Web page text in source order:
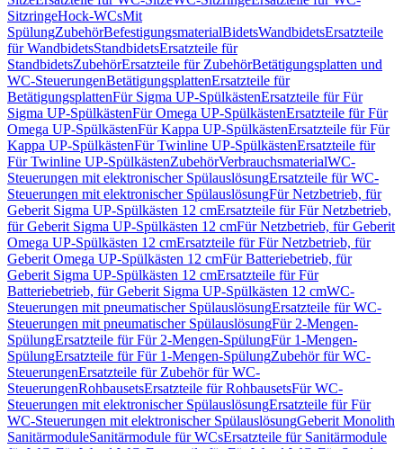
SitzringeHock-WCsMit
SpülungZubehörBefestigungsmaterialBidetsWandbidetsErsatzteile
für WandbidetsStandbidetsErsatzteile für
StandbidetsZubehörErsatzteile für ZubehörBetätigungsplatten und
WC-SteuerungenBetätigungsplattenErsatzteile für
BetätigungsplattenFür Sigma UP-SpülkästenErsatzteile für Für
Sigma UP-SpülkästenFür Omega UP-SpülkästenErsatzteile für Für
Omega UP-SpülkästenFür Kappa UP-SpülkästenErsatzteile für Für
Kappa UP-SpülkästenFür Twinline UP-SpülkästenErsatzteile für
Für Twinline UP-SpülkästenZubehörVerbrauchsmaterialWC-
Steuerungen mit elektronischer SpülauslösungErsatzteile für WC-
Steuerungen mit elektronischer SpülauslösungFür Netzbetrieb, für
Geberit Sigma UP-Spülkästen 12 cmErsatzteile für Für Netzbetrieb,
für Geberit Sigma UP-Spülkästen 12 cmFür Netzbetrieb, für Geberit
Omega UP-Spülkästen 12 cmErsatzteile für Für Netzbetrieb, für
Geberit Omega UP-Spülkästen 12 cmFür Batteriebetrieb, für
Geberit Sigma UP-Spülkästen 12 cmErsatzteile für Für
Batteriebetrieb, für Geberit Sigma UP-Spülkästen 12 cmWC-
Steuerungen mit pneumatischer SpülauslösungErsatzteile für WC-
Steuerungen mit pneumatischer SpülauslösungFür 2-Mengen-
SpülungErsatzteile für Für 2-Mengen-SpülungFür 1-Mengen-
SpülungErsatzteile für Für 1-Mengen-SpülungZubehör für WC-
SteuerungenErsatzteile für Zubehör für WC-
SteuerungenRohbausetsErsatzteile für RohbausetsFür WC-
Steuerungen mit elektronischer SpülauslösungErsatzteile für Für
WC-Steuerungen mit elektronischer SpülauslösungGeberit Monolith
SanitärmoduleSanitärmodule für WCsErsatzteile für Sanitärmodule